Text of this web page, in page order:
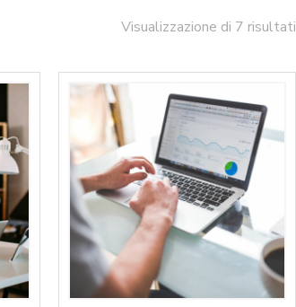
Visualizzazione di 7 risultati